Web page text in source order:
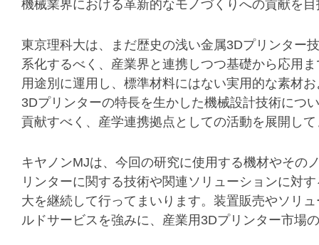
機械業界における革新的なモノづくりへの貢献を
東京理科大は、まだ歴史の浅い金属3Dプリンター
系化するべく、産業界と連携しつつ基礎から応用
用途別に運用し、標準材料にはない実用的な素材
3Dプリンターの特長を生かした機械設計技術につ
貢献すべく、産学連携拠点としての活動を展開し
キヤノンMJは、今回の研究に使用する機材やその
リンターに関する技術や関連ソリューションに対
大を継続して行ってまいります。装置販売やソリ
ルドサービスを強みに、産業用3Dプリンター市場